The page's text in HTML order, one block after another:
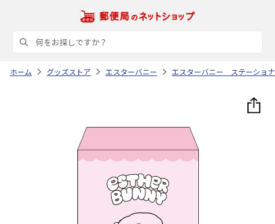
ホーム グッズストア エスターバニー エスターバニー ステーショ